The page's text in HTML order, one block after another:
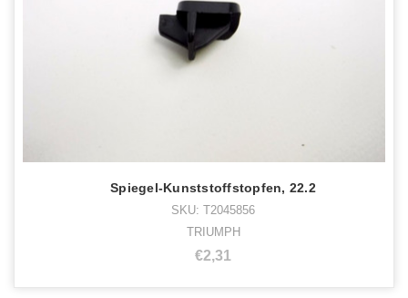
Spiegel-Kunststoffstopfen, 22.2
SKU: T2045856
TRIUMPH
€2,31